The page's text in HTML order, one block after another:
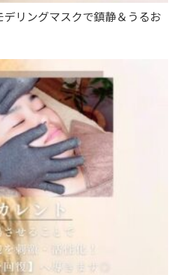
リングマスクで鎮静＆うるお